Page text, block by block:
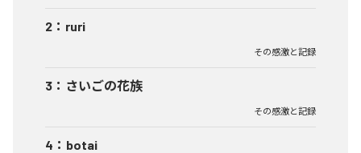
2 ： ruri
その感激と記録
3 ： さいごの花族
その感激と記録
4 ： botai